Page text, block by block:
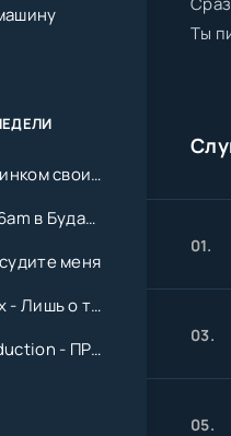
Ты
01.
03.
05.
Ingvar - Клинком своим ударишь ты по сердцу мне
Og Buda - 6am в Будапеште
меня
Руки Вверх - Лишь о тебе мечтая (Remix cover Deep House)
Pasha Production - ПРАВДУ СКАЖИ